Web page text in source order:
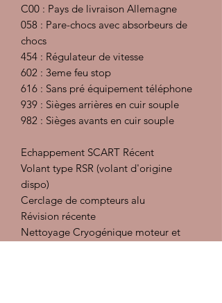
C00 : Pays de livraison Allemagne
058 : Pare-chocs avec absorbeurs de
chocs
454 : Régulateur de vitesse
602 : 3eme feu stop
616 : Sans pré équipement téléphone
939 : Sièges arrières en cuir souple
982 : Sièges avants en cuir souple
Echappement SCART Récent
Volant type RSR (volant d'origine
dispo)
Cerclage de compteurs alu
Révision récente
Nettoyage Cryogénique moteur et